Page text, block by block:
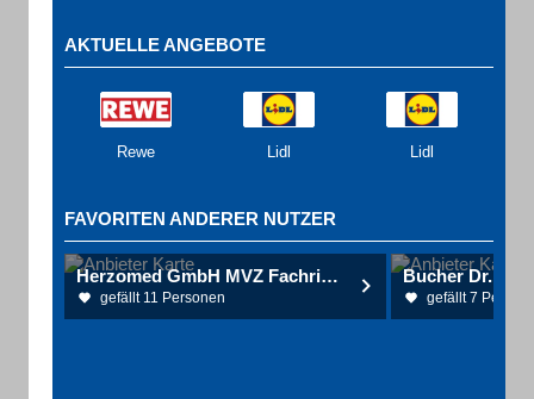
AKTUELLE ANGEBOTE
Rewe Lidl Lidl
FAVORITEN ANDERER NUTZER
Herzomed GmbH MVZ Fachrichtung Orthopädie-Chirurgie
gefällt 11 Personen
Bucher Dr.
gefällt 7